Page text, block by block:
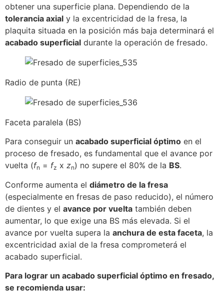
obtener una superficie plana. Dependiendo de la
tolerancia axial y la excentricidad de la fresa, la
plaquita situada en la posición más baja determinará el
acabado superficial durante la operación de fresado.
Radio de punta (RE)
Faceta paralela (BS)
Para conseguir un acabado superficial óptimo en el
proceso de fresado, es fundamental que el avance por
vuelta (fn = fz x zn) no supere el 80% de la BS.
Conforme aumenta el diámetro de la fresa
(especialmente en fresas de paso reducido), el número
de dientes y el avance por vuelta también deben
aumentar, lo que exige una BS más elevada. Si el
avance por vuelta supera la anchura de esta faceta, la
excentricidad axial de la fresa comprometerá el
acabado superficial.
Para lograr un acabado superficial óptimo en fresado,
se recomienda usar: